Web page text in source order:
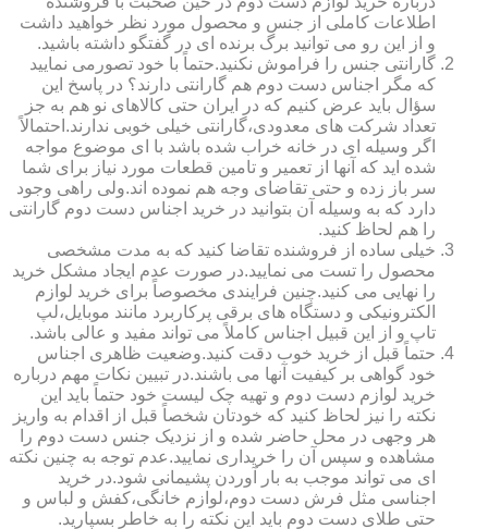
اطلاعات کاملی از جنس و محصول مورد نظر خواهید داشت
و از این رو می توانید برگ برنده ای در گفتگو داشته باشید.
گارانتی جنس را فراموش نکنید.حتماً با خود تصورمی نمایید
که مگر اجناس دست دوم هم گارانتی دارند؟ در پاسخ این
سؤال باید عرض کنیم که در ایران حتی کالاهای نو هم به جز
تعداد شرکت های معدودی،گارانتی خیلی خوبی ندارند.احتمالاً
اگر وسیله ای در خانه خراب شده باشد با ای موضوع مواجه
شده اید که آنها از تعمیر و تامین قطعات مورد نیاز برای شما
سر باز زده و حتی تقاضای وجه هم نموده اند.ولی راهی وجود
دارد که به وسیله آن بتوانید در خرید اجناس دست دوم گارانتی
را هم لحاظ کنید.
خیلی ساده از فروشنده تقاضا کنید که به مدت مشخصی
محصول را تست می نمایید.در صورت عدم ایجاد مشکل خرید
را نهایی می کنید.چنین فرایندی مخصوصاً برای خرید لوازم
الکترونیکی و دستگاه های برقی پرکاربرد مانند موبایل،لپ
تاپ و از این قبیل اجناس کاملاً می تواند مفید و عالی باشد.
حتماً قبل از خرید خوب دقت کنید.وضعیت ظاهری اجناس
خود گواهی بر کیفیت آنها می باشند.در تبیین نکات مهم درباره
خرید لوازم دست دوم و تهیه چک لیست خود حتماً باید این
نکته را نیز لحاظ کنید که خودتان شخصاً قبل از اقدام به واریز
هر وجهی در محل حاضر شده و از نزدیک جنس دست دوم را
مشاهده و سپس آن را خریداری نمایید.عدم توجه به چنین نکته
ای می تواند موجب به بار آوردن پشیمانی شود.در خرید
اجناسی مثل فرش دست دوم،لوازم خانگی،کفش و لباس و
حتی طلای دست دوم باید این نکته را به خاطر بسپارید.